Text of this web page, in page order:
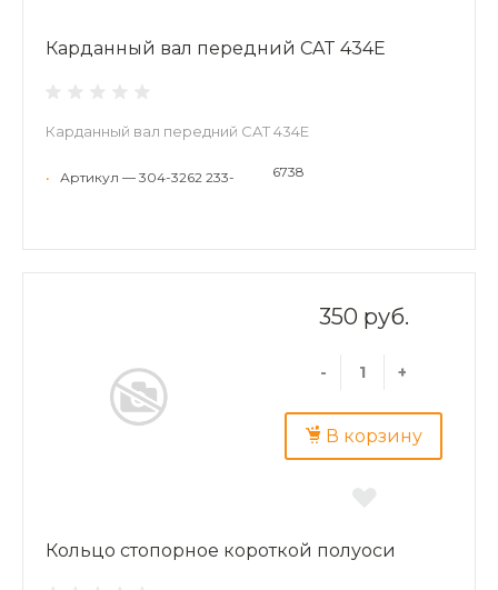
Карданный вал передний CAT 434E
Карданный вал передний CAT 434E
• Артикул — 304-3262 233- 6738
350 руб.
- +
В корзину
Кольцо стопорное короткой полуоси